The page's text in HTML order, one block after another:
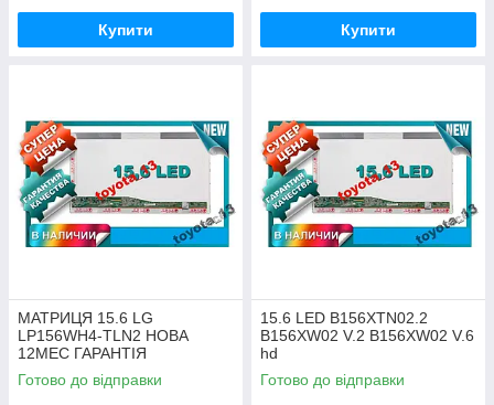
Купити Купити
МАТРИЦЯ 15.6 LG
LP156WH4-TLN2 НОВА
12МЕС ГАРАНТІЯ
Готово до відправки
15.6 LED B156XTN02.2
B156XW02 V.2 B156XW02 V.6
hd
Готово до відправки